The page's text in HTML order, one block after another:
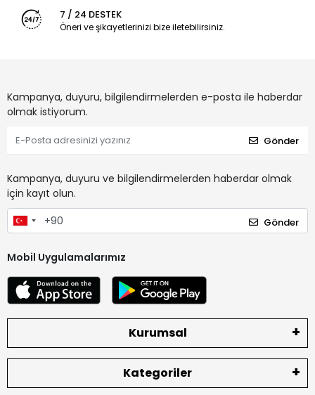
7 / 24 DESTEK
Öneri ve şikayetlerinizi bize iletebilirsiniz.
Kampanya, duyuru, bilgilendirmelerden e-posta ile haberdar
olmak istiyorum.
Gönder
Kampanya, duyuru ve bilgilendirmelerden haberdar olmak
için kayıt olun.
Gönder
Mobil Uygulamalarımız
Kurumsal
Kategoriler